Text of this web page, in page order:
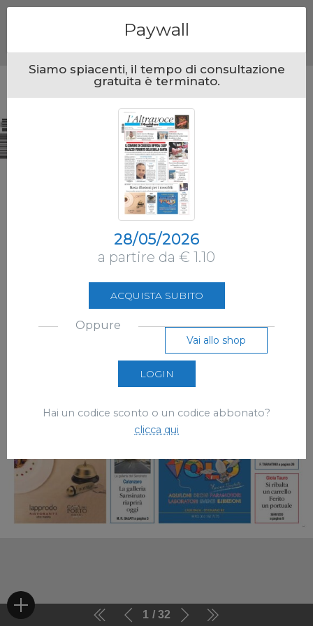
1 32
Paywall
Siamo spiacenti, il tempo di consultazione
gratuita è terminato.
28/05/2026
a partire da € 1.10
ACQUISTA SUBITO
Oppure
Vai allo shop
LOGIN
Hai un codice sconto o un codice abbonato?
clicca qui